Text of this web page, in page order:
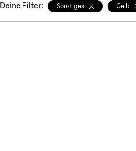
Deine Filter: Sonstiges Gelb